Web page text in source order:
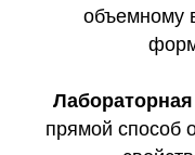
объемному
прямой способ